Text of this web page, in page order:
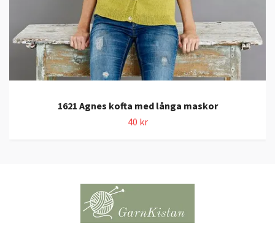
1621 Agnes kofta med långa maskor
40 kr